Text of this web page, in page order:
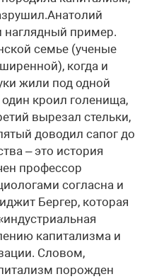
наглядный пример.
семье (ученые
когда и
жили под одной
кроил голенища,
вырезал стельки,
доводил сапог до
– это история
профессор
согласна и
Бергер, которая
капитализма и
Словом,
порожден